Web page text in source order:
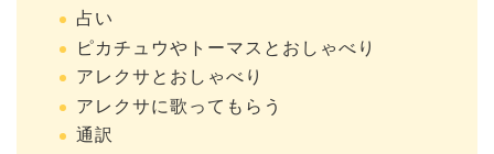
占い
ピカチュウやトーマスとおしゃべり
アレクサとおしゃべり
アレクサに歌ってもらう
通訳